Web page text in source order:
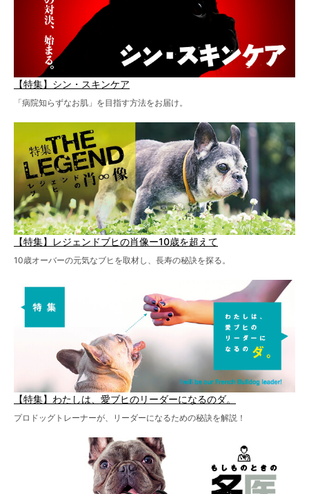
【特集】シン・スキンケア
「病院知らずなお肌」を目指す方法をお届け。
【特集】レジェンドブヒの肖像ー10歳を超えて
10歳オーバーの元気なブヒを取材し、長寿の秘訣を探る。
【特集】わたしは、愛ブヒのリーダーになるのダ。
プロドッグトレーナーが、リーダーになるための秘訣を解説！